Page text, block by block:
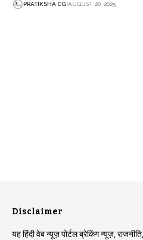
PRATIKSHA CG AUGUST 20, 2025
Disclaimer
यह हिंदी वेब न्यूज़ पोर्टल ब्रेकिंग न्यूज़,